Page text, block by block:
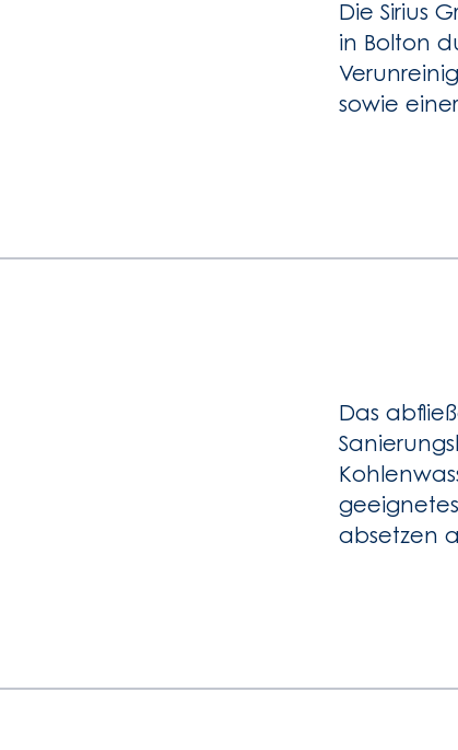
Die Sirius
in Bolton
sowie
Das
absetzen